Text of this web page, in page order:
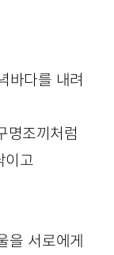
바다를 내려
명조끼처럼
이고
을 서로에게